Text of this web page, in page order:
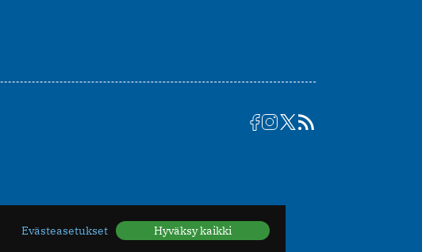
Evästeasetukset Hyväksy kaikki